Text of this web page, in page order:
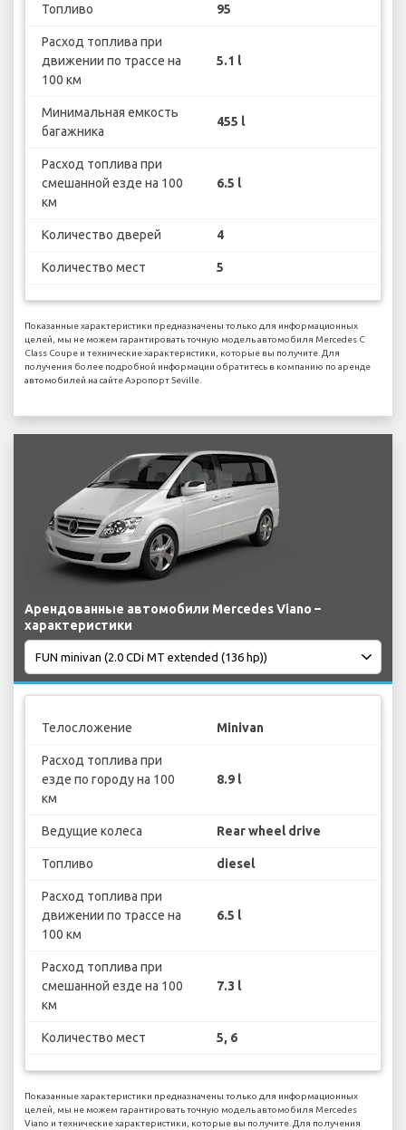
Топливо 95
Расход топлива при
движении по трассе на
100 км
5.1 l
Минимальная емкость
багажника
455 l
Расход топлива при
смешанной езде на 100
км
6.5 l
Количество дверей 4
Количество мест 5
Показанные характеристики предназначены только для информационных
целей, мы не можем гарантировать точную модель автомобиля Mercedes C
Class Coupe и технические характеристики, которые вы получите. Для
получения более подробной информации обратитесь в компанию по аренде
автомобилей на сайте Аэропорт Seville.
Арендованные автомобили Mercedes Viano –
характеристики
Телосложение Minivan
Расход топлива при
езде по городу на 100
км
8.9 l
Ведущие колеса Rear wheel drive
Топливо diesel
Расход топлива при
движении по трассе на
100 км
6.5 l
Расход топлива при
смешанной езде на 100
км
7.3 l
Количество мест 5, 6
Показанные характеристики предназначены только для информационных
целей, мы не можем гарантировать точную модель автомобиля Mercedes
Viano и технические характеристики, которые вы получите. Для получения